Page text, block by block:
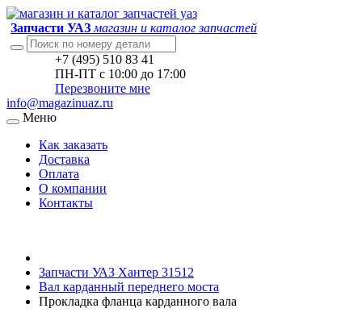
Запчасти УАЗ магазин и каталог запчастей
+7 (495) 510 83 41
ПН-ПТ с 10:00 до 17:00
Перезвоните мне
info@magazinuaz.ru
Меню
Как заказать
Доставка
Оплата
О компании
Контакты
Запчасти УАЗ Хантер 31512
Вал карданный переднего моста
Прокладка фланца карданного вала